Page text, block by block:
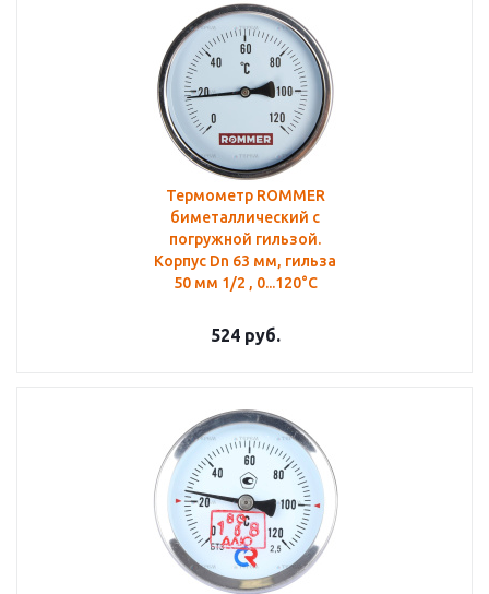
Термометр ROMMER
биметаллический с
погружной гильзой.
Корпус Dn 63 мм, гильза
50 мм 1/2 , 0...120°С
524руб.